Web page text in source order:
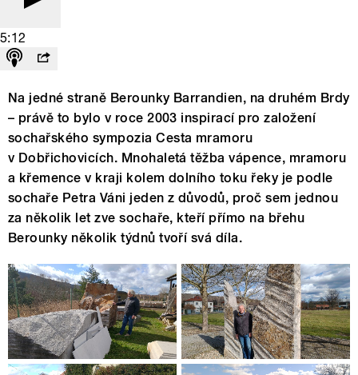
5:12
Na jedné straně Berounky Barrandien, na druhém Brdy
– právě to bylo v roce 2003 inspirací pro založení
sochařského sympozia Cesta mramoru
v Dobřichovicích. Mnohaletá těžba vápence, mramoru
a křemence v kraji kolem dolního toku řeky je podle
sochaře Petra Váni jeden z důvodů, proč sem jednou
za několik let zve sochaře, kteří přímo na břehu
Berounky několik týdnů tvoří svá díla.